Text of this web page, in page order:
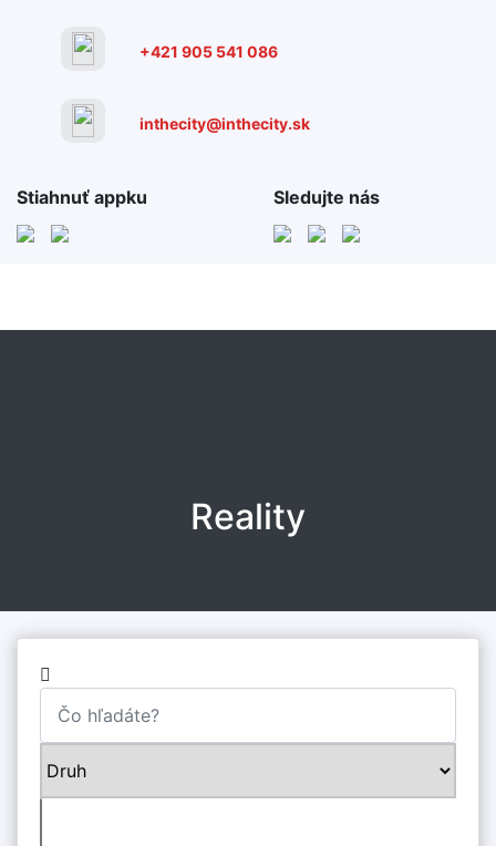
+421 905 541 086
inthecity@inthecity.sk
Stiahnuť appku Sledujte nás
Reality